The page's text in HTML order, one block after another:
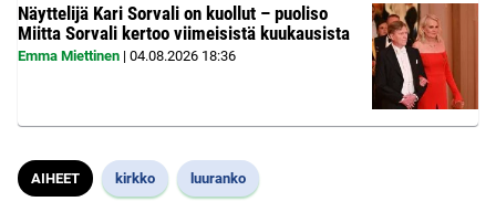
Näyttelijä Kari Sorvali on kuollut – puoliso
Miitta Sorvali kertoo viimeisistä kuukausista
Emma Miettinen | 04.08.2026 18:36
AIHEET kirkko luuranko